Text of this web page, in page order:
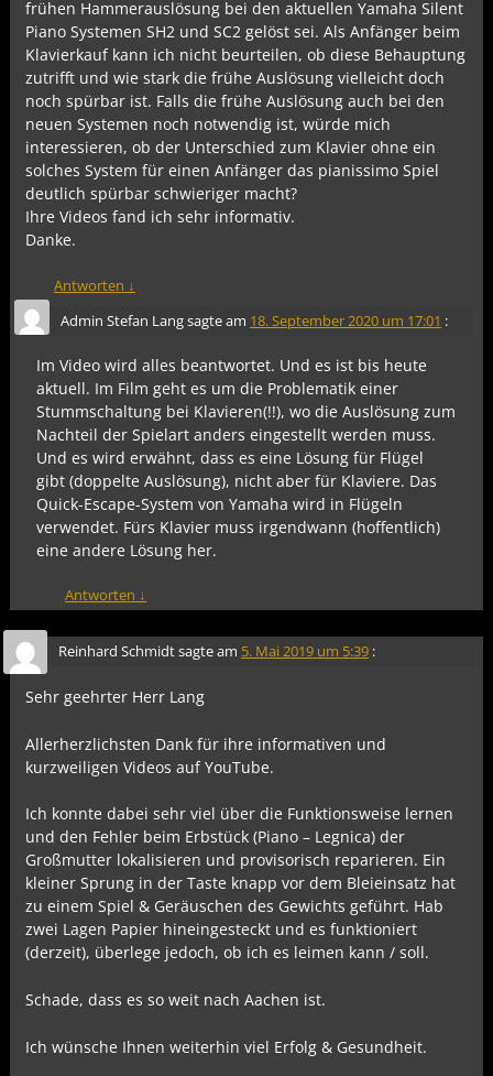
frühen Hammerauslösung bei den aktuellen Yamaha Silent
Piano Systemen SH2 und SC2 gelöst sei. Als Anfänger beim
Klavierkauf kann ich nicht beurteilen, ob diese Behauptung
zutrifft und wie stark die frühe Auslösung vielleicht doch
noch spürbar ist. Falls die frühe Auslösung auch bei den
neuen Systemen noch notwendig ist, würde mich
interessieren, ob der Unterschied zum Klavier ohne ein
solches System für einen Anfänger das pianissimo Spiel
deutlich spürbar schwieriger macht?
Ihre Videos fand ich sehr informativ.
Danke.
Antworten ↓
Admin Stefan Langsagte am 18. September 2020 um 17:01 :
Im Video wird alles beantwortet. Und es ist bis heute
aktuell. Im Film geht es um die Problematik einer
Stummschaltung bei Klavieren(!!), wo die Auslösung zum
Nachteil der Spielart anders eingestellt werden muss.
Und es wird erwähnt, dass es eine Lösung für Flügel
gibt (doppelte Auslösung), nicht aber für Klaviere. Das
Quick-Escape-System von Yamaha wird in Flügeln
verwendet. Fürs Klavier muss irgendwann (hoffentlich)
eine andere Lösung her.
Antworten ↓
Reinhard Schmidtsagte am 5. Mai 2019 um 5:39 :
Sehr geehrter Herr Lang
Allerherzlichsten Dank für ihre informativen und
kurzweiligen Videos auf YouTube.
Ich konnte dabei sehr viel über die Funktionsweise lernen
und den Fehler beim Erbstück (Piano – Legnica) der
Großmutter lokalisieren und provisorisch reparieren. Ein
kleiner Sprung in der Taste knapp vor dem Bleieinsatz hat
zu einem Spiel & Geräuschen des Gewichts geführt. Hab
zwei Lagen Papier hineingesteckt und es funktioniert
(derzeit), überlege jedoch, ob ich es leimen kann / soll.
Schade, dass es so weit nach Aachen ist.
Ich wünsche Ihnen weiterhin viel Erfolg & Gesundheit.